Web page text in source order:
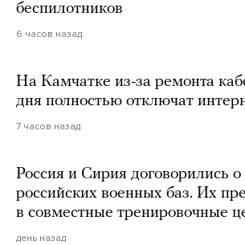
беспилотников
6 часов назад
На Камчатке из-за ремонта
дня полностью отключат
7 часов назад
Россия и Сирия договорились
российских военных баз. Их
в совместные тренировочные
день назад